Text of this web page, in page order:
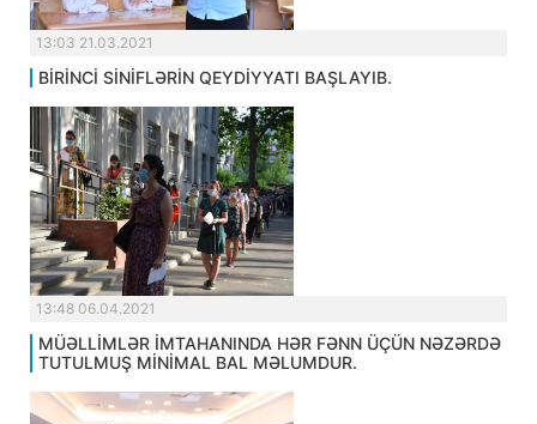
13:03 21.03.2021
BİRİNCİ SİNİFLƏRİN QEYDİYYATI BAŞLAYIB.
13:48 06.04.2021
MÜƏLLİMLƏR İMTAHANINDA HƏR FƏNN ÜÇÜN NƏZƏRDƏ
TUTULMUŞ MİNİMAL BAL MƏLUMDUR.